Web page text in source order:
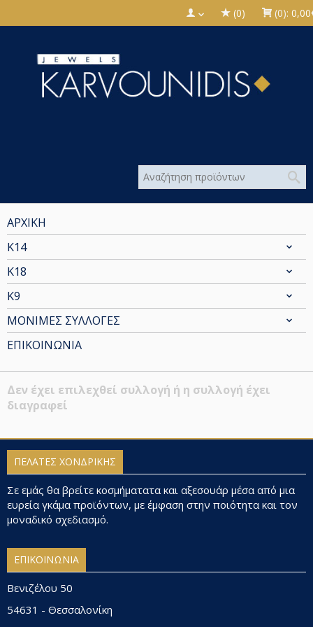
(0) (0): 0,00
ΑΡΧΙΚΗ
Κ14
Κ18
Κ9
ΜΟΝΙΜΕΣ ΣΥΛΛΟΓΕΣ
ΕΠΙΚΟΙΝΩΝΙΑ
Δεν έχει επιλεχθεί συλλογή ή η συλλογή έχει
διαγραφεί
ΠΕΛΑΤΕΣ ΧΟΝΔΡΙΚΗΣ
Σε εμάς θα βρείτε κοσμήματατα και αξεσουάρ μέσα από μια
ευρεία γκάμα προϊόντων, με έμφαση στην ποιότητα και τον
μοναδικό σχεδιασμό.
ΕΠΙΚΟΙΝΩΝΙΑ
Βενιζέλου 50
54631 - Θεσσαλονίκη